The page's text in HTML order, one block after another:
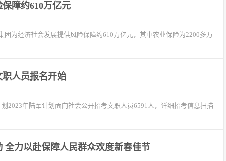
障约610万亿元
经济社会发展提供风险保障约610万亿元，其中农业保险为2200多万
职人员报名开始
2023年陆军计划面向社会公开招考文职人员6591人，详细招考信息扫描
全力以赴保障人民群众欢度新春佳节